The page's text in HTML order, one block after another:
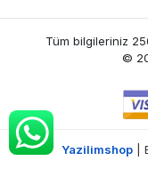
Tüm bilgileriniz
©
Yazilimshop|